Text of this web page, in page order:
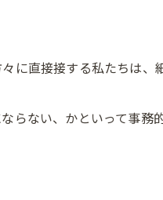
に直接接する私たちは
らない、かといって事務